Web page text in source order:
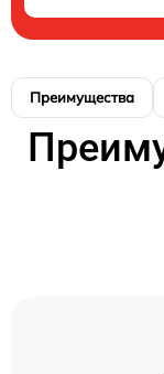
Преимущества